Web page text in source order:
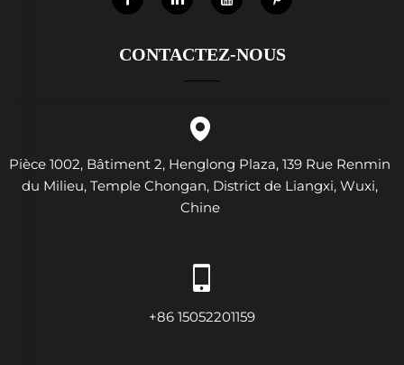
CONTACTEZ-NOUS
Pièce 1002, Bâtiment 2, Henglong Plaza, 139 Rue Renmin
du Milieu, Temple Chongan, District de Liangxi, Wuxi,
Chine
+86 15052201159